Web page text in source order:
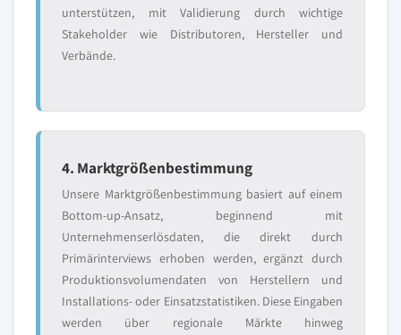
unterstützen, mit Validierung durch wichtige
Stakeholder wie Distributoren, Hersteller und
Verbände.
4. Marktgrößenbestimmung
Unsere Marktgrößenbestimmung basiert auf einem
Bottom-up-Ansatz, beginnend mit
Unternehmenserlösdaten, die direkt durch
Primärinterviews erhoben werden, ergänzt durch
Produktionsvolumendaten von Herstellern und
Installations- oder Einsatzstatistiken. Diese Eingaben
werden über regionale Märkte hinweg